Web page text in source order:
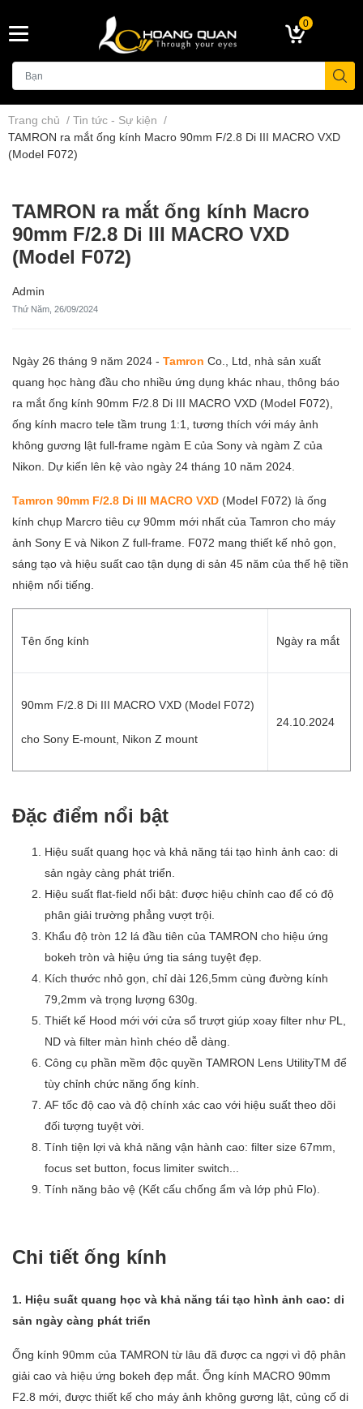
0
Trang chủ / Tin tức - Sự kiện /
TAMRON ra mắt ống kính Macro 90mm F/2.8 Di III MACRO VXD
(Model F072)
TAMRON ra mắt ống kính Macro
90mm F/2.8 Di III MACRO VXD
(Model F072)
Admin
Thứ Năm, 26/09/2024
Ngày 26 tháng 9 năm 2024 - Tamron Co., Ltd, nhà sản xuất
quang học hàng đầu cho nhiều ứng dụng khác nhau, thông báo
ra mắt ống kính 90mm F/2.8 Di III MACRO VXD (Model F072),
ống kính macro tele tầm trung 1:1, tương thích với máy ảnh
không gương lật full-frame ngàm E của Sony và ngàm Z của
Nikon. Dự kiến lên kệ vào ngày 24 tháng 10 năm 2024.
Tamron 90mm F/2.8 Di III MACRO VXD (Model F072) là ống
kính chụp Marcro tiêu cự 90mm mới nhất của Tamron cho máy
ảnh Sony E và Nikon Z full-frame. F072 mang thiết kế nhỏ gọn,
sáng tạo và hiệu suất cao tận dụng di sản 45 năm của thế hệ tiền
nhiệm nổi tiếng.
Tên ống kính Ngày ra mắt
90mm F/2.8 Di III MACRO VXD (Model F072)
cho Sony E-mount, Nikon Z mount
24.10.2024
Đặc điểm nổi bật
Hiệu suất quang học và khả năng tái tạo hình ảnh cao: di
sản ngày càng phát triển.
Hiệu suất flat-field nổi bật: được hiệu chỉnh cao để có độ
phân giải trường phẳng vượt trội.
Khẩu độ tròn 12 lá đầu tiên của TAMRON cho hiệu ứng
bokeh tròn và hiệu ứng tia sáng tuyệt đẹp.
Kích thước nhỏ gọn, chỉ dài 126,5mm cùng đường kính
79,2mm và trọng lượng 630g.
Thiết kế Hood mới với cửa sổ trượt giúp xoay filter như PL,
ND và filter màn hình chéo dễ dàng.
Công cụ phần mềm độc quyền TAMRON Lens UtilityTM để
tùy chỉnh chức năng ống kính.
AF tốc độ cao và độ chính xác cao với hiệu suất theo dõi
đối tượng tuyệt vời.
Tính tiện lợi và khả năng vận hành cao: filter size 67mm,
focus set button, focus limiter switch...
Tính năng bảo vệ (Kết cấu chống ẩm và lớp phủ Flo).
Chi tiết ống kính
1. Hiệu suất quang học và khả năng tái tạo hình ảnh cao: di
sản ngày càng phát triển
Ống kính 90mm của TAMRON từ lâu đã được ca ngợi vì độ phân
giải cao và hiệu ứng bokeh đẹp mắt. Ống kính MACRO 90mm
F2.8 mới, được thiết kế cho máy ảnh không gương lật, củng cố di